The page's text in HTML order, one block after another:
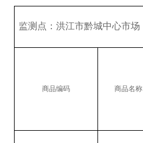
监测点：洪江市黔城中心市场
商品编码 商品名称